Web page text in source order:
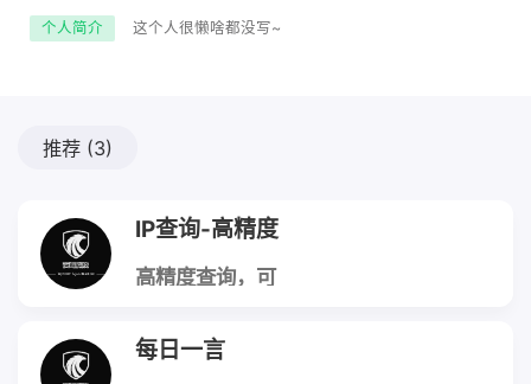
个人简介 这个人很懒啥都没写~
推荐 (3)
IP查询-高精度
高精度查询，可
每日一言